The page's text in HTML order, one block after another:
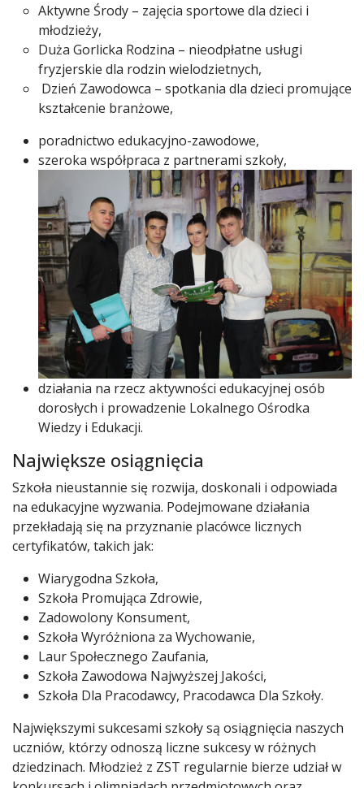
Aktywne Środy – zajęcia sportowe dla dzieci i
młodzieży,
Duża Gorlicka Rodzina – nieodpłatne usługi
fryzjerskie dla rodzin wielodzietnych,
Dzień Zawodowca – spotkania dla dzieci promujące
kształcenie branżowe,
poradnictwo edukacyjno-zawodowe,
szeroka współpraca z partnerami szkoły,
działania na rzecz aktywności edukacyjnej osób
dorosłych i prowadzenie Lokalnego Ośrodka
Wiedzy i Edukacji.
Największe osiągnięcia
Szkoła nieustannie się rozwija, doskonali i odpowiada
na edukacyjne wyzwania. Podejmowane działania
przekładają się na przyznanie placówce licznych
certyfikatów, takich jak:
Wiarygodna Szkoła,
Szkoła Promująca Zdrowie,
Zadowolony Konsument,
Szkoła Wyróżniona za Wychowanie,
Laur Społecznego Zaufania,
Szkoła Zawodowa Najwyższej Jakości,
Szkoła Dla Pracodawcy, Pracodawca Dla Szkoły.
Największymi sukcesami szkoły są osiągnięcia naszych
uczniów, którzy odnoszą liczne sukcesy w różnych
dziedzinach. Młodzież z ZST regularnie bierze udział w